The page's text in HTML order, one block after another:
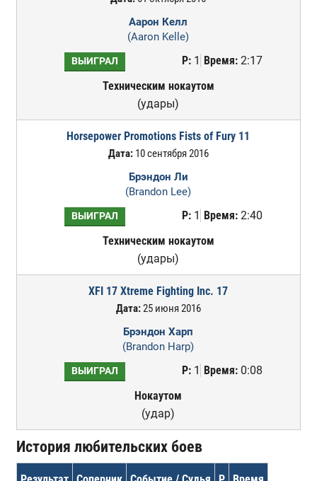
Аарон Келл
(Aaron Kelle)
ВЫИГРАЛ Р:1 Время:2:17
Техническим нокаутом
(удары)
Horsepower Promotions Fists of Fury 11
Дата:10 сентября 2016
Брэндон Ли
(Brandon Lee)
ВЫИГРАЛ Р:1 Время:2:40
Техническим нокаутом
(удары)
XFI 17 Xtreme Fighting Inc. 17
Дата:25 июня 2016
Брэндон Харп
(Brandon Harp)
ВЫИГРАЛ Р:1 Время:0:08
Нокаутом
(удар)
История любительских боев